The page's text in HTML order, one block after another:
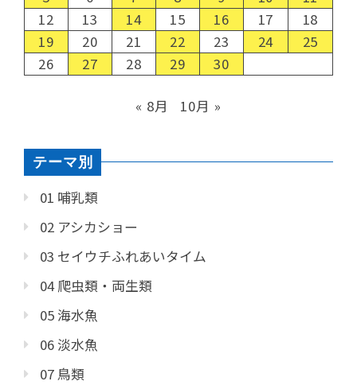
12
13 14 15 16 17
18
19
20 21 22 23 24
25
26
27 28 29 30
« 8月 10月 »
テーマ別
01 哺乳類
02 アシカショー
03 セイウチふれあいタイム
04 爬虫類・両生類
05 海水魚
06 淡水魚
07 鳥類